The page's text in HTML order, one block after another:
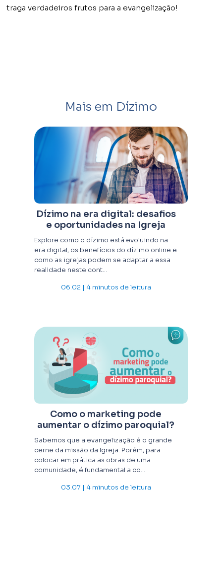
traga verdadeiros frutos para a evangelização!
Mais em Dízimo
Dízimo na era digital: desafios
e oportunidades na Igreja
Explore como o dízimo está evoluindo na
era digital, os benefícios do dízimo online e
como as igrejas podem se adaptar a essa
realidade neste cont...
06.02 | 4 minutos de leitura
Como o marketing pode
aumentar o dízimo paroquial?
Sabemos que a evangelização é o grande
cerne da missão da Igreja. Porém, para
colocar em prática as obras de uma
comunidade, é fundamental a co...
03.07 | 4 minutos de leitura